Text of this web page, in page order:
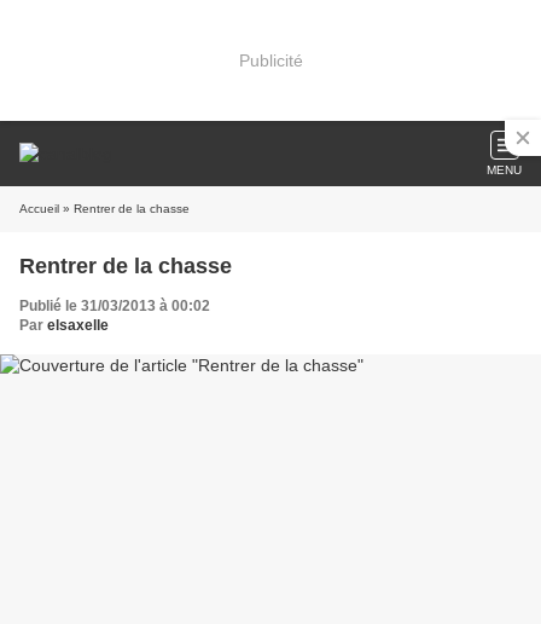
Publicité
MENU
Accueil » Rentrer de la chasse
Rentrer de la chasse
Publié le 31/03/2013 à 00:02
Par elsaxelle